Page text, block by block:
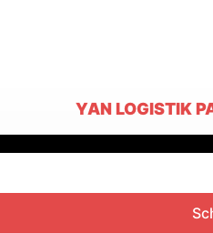
YAN LOGISTIK